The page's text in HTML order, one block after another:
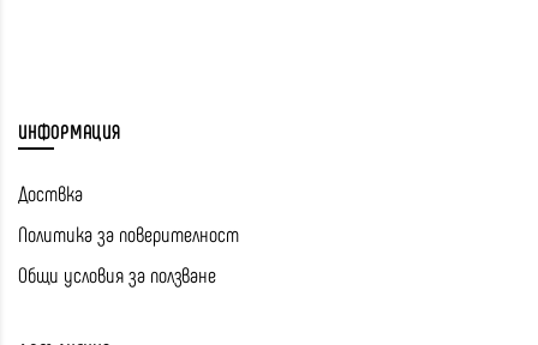
ИНФОРМАЦИЯ
Доствка
Политика за поверителност
Общи условия за ползване